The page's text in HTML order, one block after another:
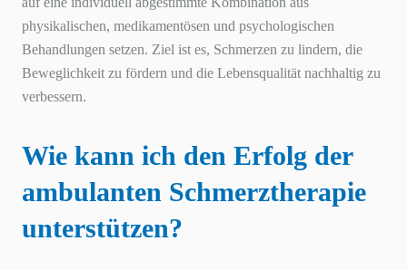
physikalischen, medikamentösen und psychologischen
Behandlungen setzen. Ziel ist es, Schmerzen zu lindern, die
Beweglichkeit zu fördern und die Lebensqualität nachhaltig zu
verbessern.
Wie kann ich den Erfolg der
ambulanten Schmerztherapie
unterstützen?